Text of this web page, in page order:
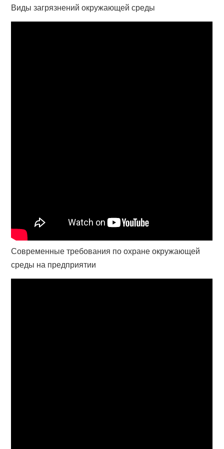
Виды загрязнений окружающей среды
Современные требования по охране окружающей
среды на предприятии